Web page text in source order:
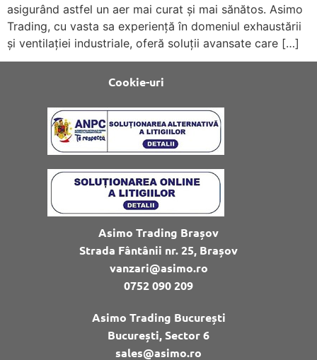
asigurând astfel un aer mai curat și mai sănătos. Asimo
Trading, cu vasta sa experiență în domeniul exhaustării
și ventilației industriale, oferă soluții avansate care […]
Cookie-uri
Asimo Trading Brașov
Strada Fântânii nr. 25, Brașov
vanzari@asimo.ro
0752 090 209
Asimo Trading București
București, Sector 6
sales@asimo.ro